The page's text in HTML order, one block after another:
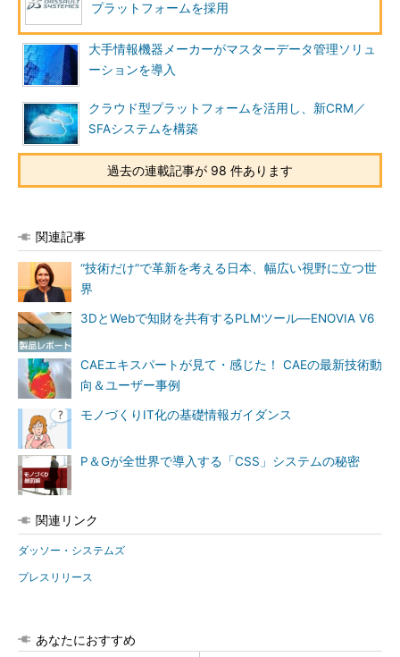
プラットフォームを採用
大手情報機器メーカーがマスターデータ管理ソリュ
ーションを導入
クラウド型プラットフォームを活用し、新CRM／
SFAシステムを構築
過去の連載記事が 98 件あります
関連記事
“技術だけ”で革新を考える日本、幅広い視野に立つ世
界
3DとWebで知財を共有するPLMツール―ENOVIA V6
CAEエキスパートが見て・感じた！ CAEの最新技術動
向＆ユーザー事例
モノづくりIT化の基礎情報ガイダンス
P＆Gが全世界で導入する「CSS」システムの秘密
関連リンク
ダッソー・システムズ
プレスリリース
あなたにおすすめ